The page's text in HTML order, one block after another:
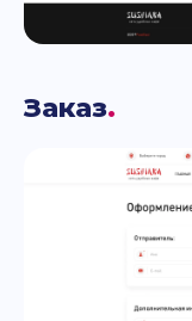
Заказ.